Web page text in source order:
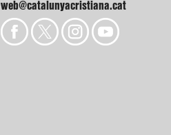
web@catalunyacristiana.cat